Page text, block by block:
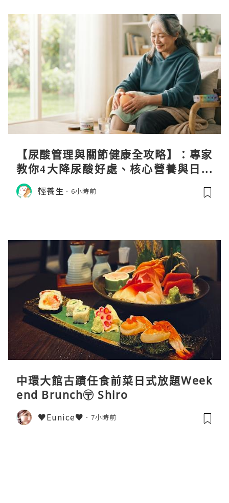
【尿酸管理與關節健康全攻略】：專家
教你4大降尿酸好處、核心營養與日常
飲食調理秘訣
輕養生 6小時前
中環大館古蹟任食前菜日式放題Week
end Brunch〶 Shiro
♥Eunice♥ 7小時前